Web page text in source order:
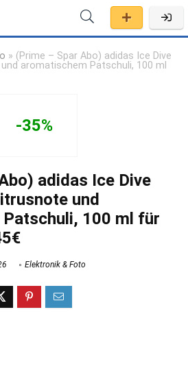
» (Prime – Spar Abo) adidas Ice Dive
aromatischem Patschuli, 100 ml
-35%
adidas Ice Dive
und
100 ml für
Elektronik & Foto